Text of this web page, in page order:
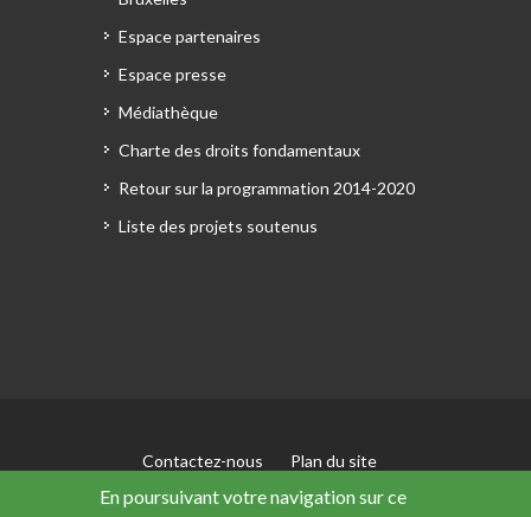
En poursuivant votre navigation sur ce
Espace partenaires
Espace presse
Médiathèque
Charte des droits fondamentaux
Retour sur la programmation 2014-2020
Liste des projets soutenus
Contactez-nous
Plan du site
Mentions légales